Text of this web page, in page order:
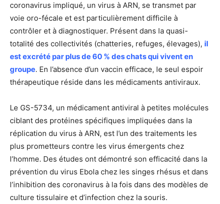
coronavirus impliqué, un virus à ARN, se transmet par
voie oro-fécale et est particulièrement difficile à
contrôler et à diagnostiquer. Présent dans la quasi-
totalité des collectivités (chatteries, refuges, élevages), il
est excrété par plus de 60 % des chats qui vivent en
groupe. En l’absence d’un vaccin efficace, le seul espoir
thérapeutique réside dans les médicaments antiviraux.
Le GS-5734, un médicament antiviral à petites molécules
ciblant des protéines spécifiques impliquées dans la
réplication du virus à ARN, est l’un des traitements les
plus prometteurs contre les virus émergents chez
l’homme. Des études ont démontré son efficacité dans la
prévention du virus Ebola chez les singes rhésus et dans
l’inhibition des coronavirus à la fois dans des modèles de
culture tissulaire et d’infection chez la souris.